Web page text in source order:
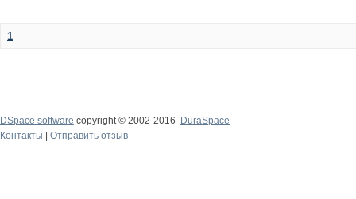
1
DSpace software copyright © 2002-2016
DuraSpace
Контакты
Отправить отзыв